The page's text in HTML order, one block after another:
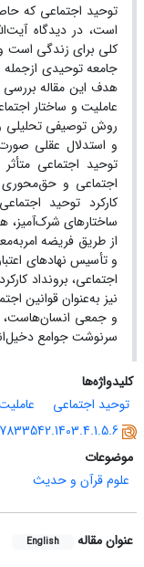
توحید اجتماعی که
است، در دیدگاه
کلی برای زندگی است
جامعه توحیدی ازجمله
هدف این مقاله بررسی
عاملیت و ساختار
روش توصیفی تحلیلی
و استدلال عقلی
توحید اجتماعی
اجتماعی و حق‌محوری
کارکرد توحید
ساختارهای شرک‌آمیز،
از طریق فریضه
و تأسیس نهادهای
اجتماعی، برونداد
نیز به‌عنوان قوانین
و جمعی انسان‌هاست،
سرنوشت جوامع
کلیدواژه‌ها
توحید اجتماعی
موضوعات
علوم قرآن و حدیث
عنوان مقاله English